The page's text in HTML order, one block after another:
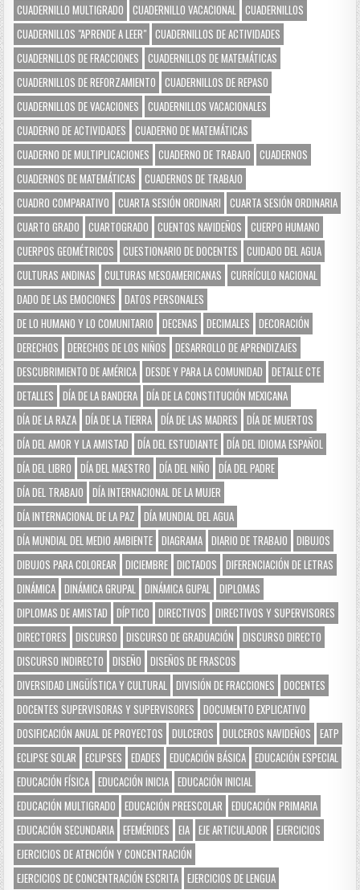
CUADERNILLO MULTIGRADO
CUADERNILLO VACACIONAL
CUADERNILLOS
CUADERNILLOS "APRENDE A LEER" CUADERNILLOS DE ACTIVIDADES
CUADERNILLOS DE FRACCIONES
CUADERNILLOS DE MATEMÁTICAS
CUADERNILLOS DE REFORZAMIENTO
CUADERNILLOS DE REPASO
CUADERNILLOS DE VACACIONES
CUADERNILLOS VACACIONALES
CUADERNO DE ACTIVIDADES
CUADERNO DE MATEMÁTICAS
CUADERNO DE MULTIPLICACIONES
CUADERNO DE TRABAJO
CUADERNOS
CUADERNOS DE MATEMÁTICAS
CUADERNOS DE TRABAJO
CUADRO COMPARATIVO
CUARTA SESIÓN ORDINARI
CUARTA SESIÓN ORDINARIA
CUARTO GRADO
CUARTOGRADO CUENTOS NAVIDEÑOS
CUERPO HUMANO
CUERPOS GEOMÉTRICOS
CUESTIONARIO DE DOCENTES
CUIDADO DEL AGUA
CULTURAS ANDINAS
CULTURAS MESOAMERICANAS
CURRÍCULO NACIONAL
DADO DE LAS EMOCIONES
DATOS PERSONALES
DE LO HUMANO Y LO COMUNITARIO
DECENAS DECIMALES
DECORACIÓN
DERECHOS
DERECHOS DE LOS NIÑOS
DESARROLLO DE APRENDIZAJES
DESCUBRIMIENTO DE AMÉRICA DESDE Y PARA LA COMUNIDAD
DETALLE CTE
DETALLES
DÍA DE LA BANDERA DÍA DE LA CONSTITUCIÓN MEXICANA
DÍA DE LA RAZA DÍA DE LA TIERRA DÍA DE LAS MADRES
DÍA DE MUERTOS
DÍA DEL AMOR Y LA AMISTAD
DÍA DEL ESTUDIANTE DÍA DEL IDIOMA ESPAÑOL
DÍA DEL LIBRO
DÍA DEL MAESTRO DÍA DEL NIÑO
DÍA DEL PADRE
DÍA DEL TRABAJO
DÍA INTERNACIONAL DE LA MUJER
DÍA INTERNACIONAL DE LA PAZ
DÍA MUNDIAL DEL AGUA
DÍA MUNDIAL DEL MEDIO AMBIENTE DIAGRAMA DIARIO DE TRABAJO
DIBUJOS
DIBUJOS PARA COLOREAR
DICIEMBRE DICTADOS
DIFERENCIACIÓN DE LETRAS
DINÁMICA DINÁMICA GRUPAL DINÁMICA GUPAL
DIPLOMAS
DIPLOMAS DE AMISTAD
DÍPTICO DIRECTIVOS
DIRECTIVOS Y SUPERVISORES
DIRECTORES
DISCURSO DISCURSO DE GRADUACIÓN
DISCURSO DIRECTO
DISCURSO INDIRECTO
DISEÑO
DISEÑOS DE FRASCOS
DIVERSIDAD LINGÜÍSTICA Y CULTURAL
DIVISIÓN DE FRACCIONES
DOCENTES
DOCENTES SUPERVISORAS Y SUPERVISORES
DOCUMENTO EXPLICATIVO
DOSIFICACIÓN ANUAL DE PROYECTOS
DULCEROS DULCEROS NAVIDEÑOS
EATP
ECLIPSE SOLAR
ECLIPSES EDADES EDUCACIÓN BÁSICA EDUCACIÓN ESPECIAL
EDUCACIÓN FÍSICA EDUCACIÓN INICIA EDUCACIÓN INICIAL
EDUCACIÓN MULTIGRADO
EDUCACIÓN PREESCOLAR
EDUCACIÓN PRIMARIA
EDUCACIÓN SECUNDARIA EFEMÉRIDES EIA EJE ARTICULADOR
EJERCICIOS
EJERCICIOS DE ATENCIÓN Y CONCENTRACIÓN
EJERCICIOS DE CONCENTRACIÓN ESCRITA EJERCICIOS DE LENGUA